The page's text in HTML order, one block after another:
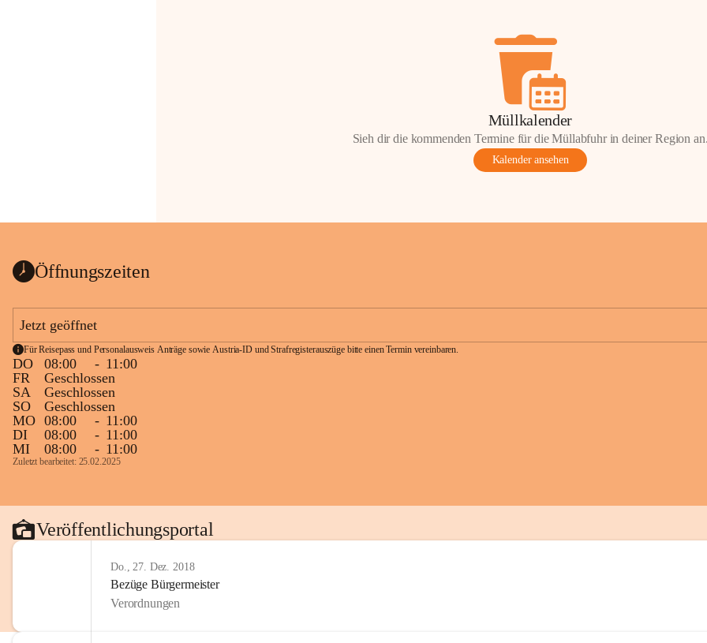
Müllkalender
Sieh dir die kommenden Termine für die Müllabfuhr in deiner Region
Kalender ansehen
Öffnungszeiten
Jetzt geöffnet
Für Reisepass und Personalausweis Anträge sowie Austria-ID und Strafregisterauszüge bitte einen Termin vereinbaren.
DO 08:00 - 11:00
FR
Geschlossen
SA
Geschlossen
SO
Geschlossen
MO 08:00 - 11:00
DI
08:00 - 11:00
MI
08:00 - 11:00
Zuletzt bearbeitet: 25.02.2025
Veröffentlichungsportal
Do., 27. Dez. 2018
Bezüge Bürgermeister
Verordnungen